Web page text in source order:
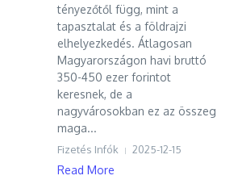
tényezőtől függ, mint a
tapasztalat és a földrajzi
elhelyezkedés. Átlagosan
Magyarországon havi bruttó
350-450 ezer forintot
keresnek, de a
nagyvárosokban ez az összeg
maga...
Fizetés Infók 2025-12-15
Read More